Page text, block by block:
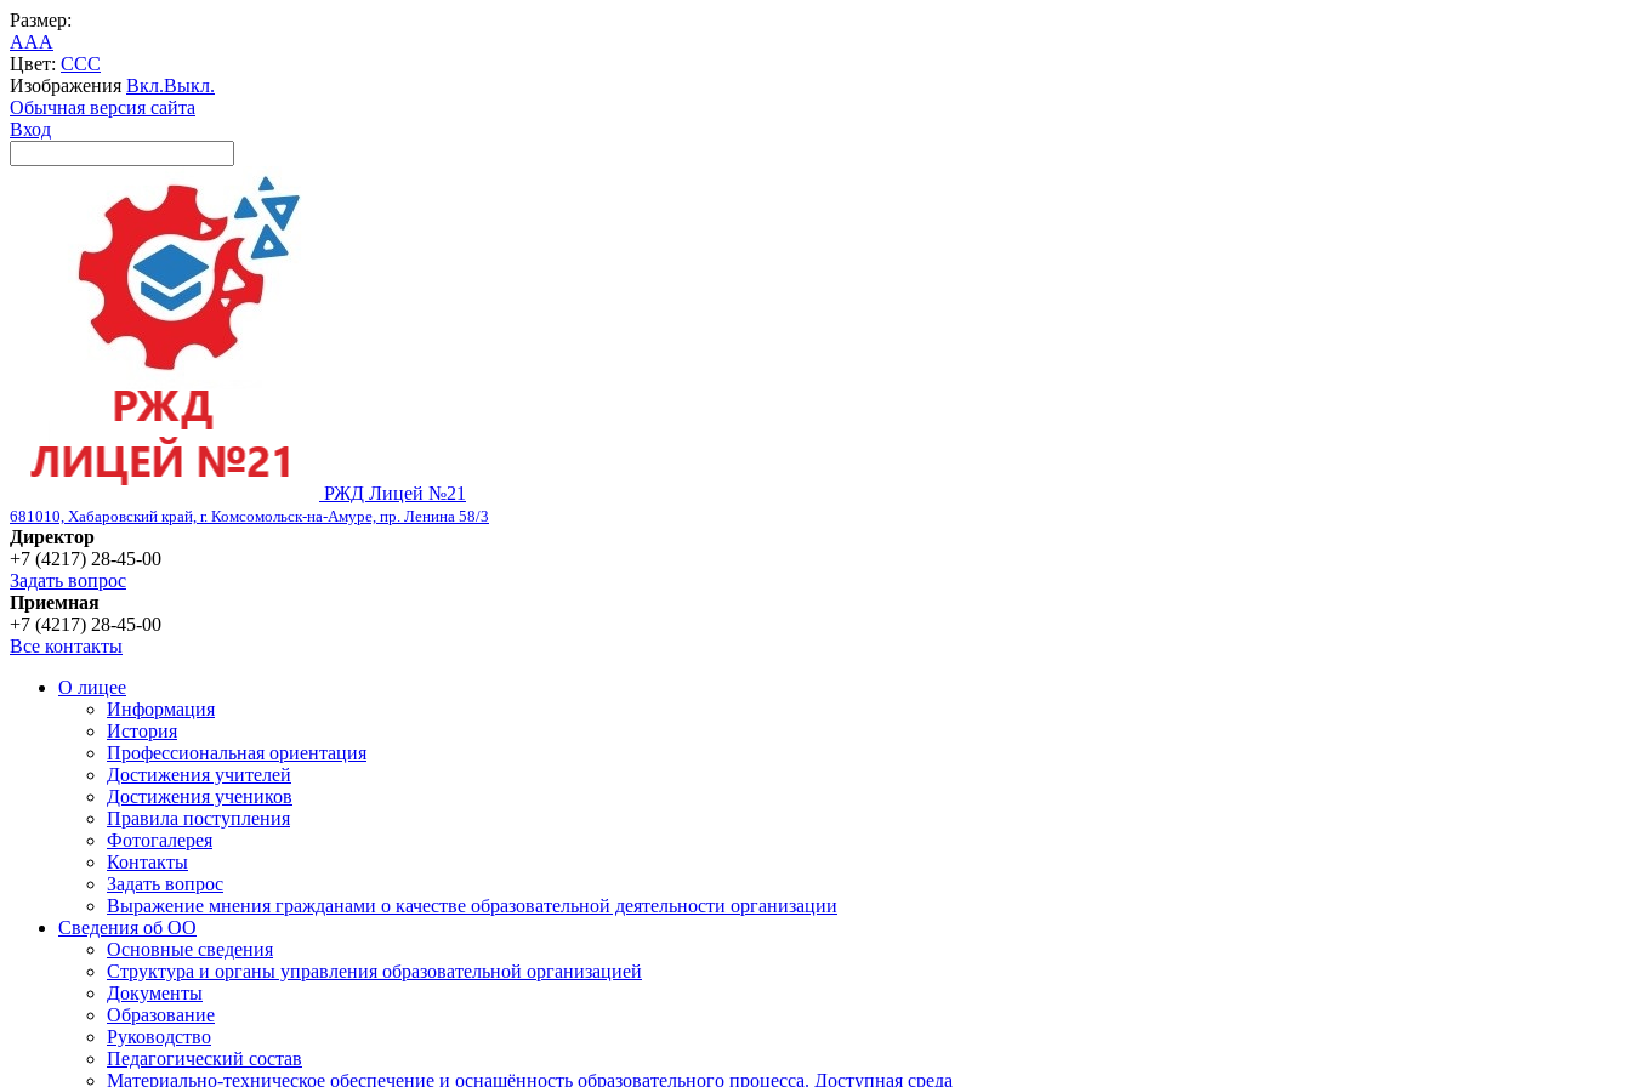
Размер:
AAA
Цвет: CCC
Изображения Вкл.Выкл.
Обычная версия сайта
Вход
РЖД Лицей №21
681010, Хабаровский край, г. Комсомольск-на-Амуре, пр. Ленина 58/3
Директор
+7 (4217) 28-45-00
Задать вопрос
Приемная
+7 (4217) 28-45-00
Все контакты
О лицее
Информация
История
Профессиональная ориентация
Достижения учителей
Достижения учеников
Правила поступления
Фотогалерея
Контакты
Задать вопрос
Выражение мнения гражданами о качестве образовательной деятельности организации
Сведения об ОО
Основные сведения
Структура и органы управления образовательной организацией
Документы
Образование
Руководство
Педагогический состав
Материально-техническое обеспечение и оснащённость образовательного процесса. Доступная среда